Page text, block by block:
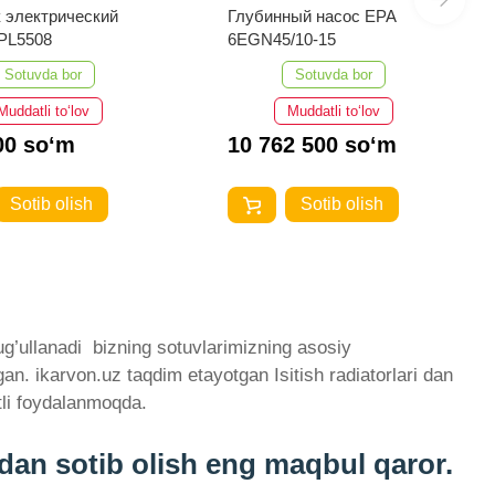
насос EPA
10-15
Sotuvda bor
to‘lov
so‘m
Sotib olish
Мотопомпа бензиновая
для воды LEO LGP30-A
Sotuvda bor
Muddatli to‘lov
2 250 000 so‘m
Sotib olish
bizning sotuvlarimizning asosiy
ikarvon.uz taqdim etayotgan Isitish radiatorlari dan
foydalanmoqda.
sotib olish eng maqbul qaror.